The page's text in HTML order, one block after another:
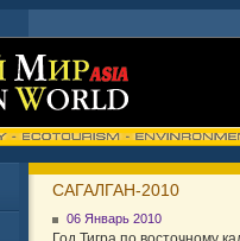
САГАЛГАН-2010
06 Январь 2010